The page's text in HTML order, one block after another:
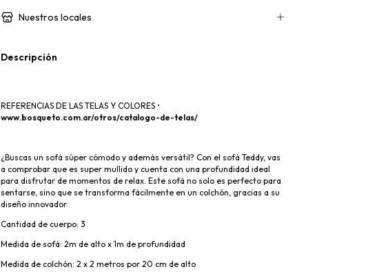
Nuestros locales
Descripción
REFERENCIAS DE LAS TELAS Y COLORES •
www.bosqueto.com.ar/otros/catalogo-de-telas/
¿Buscas un sofá súper cómodo y además versátil? Con el sofá Teddy, vas
a comprobar que es super mullido y cuenta con una profundidad ideal
para disfrutar de momentos de relax. Este sofá no solo es perfecto para
sentarse, sino que se transforma fácilmente en un colchón, gracias a su
diseño innovador.
Cantidad de cuerpo: 3
Medida de sofá: 2m de alto x 1m de profundidad
Medida de colchón: 2 x 2 metros por 20 cm de alto